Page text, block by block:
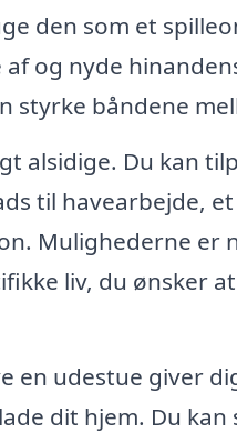
den som et
og nyde
styrke båndene
alsidige. Du kan
til havearbejde,
Mulighederne er
liv, du ønsker
en udestue giver
dit hjem. Du